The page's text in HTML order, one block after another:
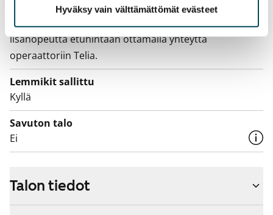
Hyväksy vain välttämättömät evästeet
Laajakaista
Vuokraan sisältyy 50 M laajakaistaliittymä. Voit hankkia
lisänopeutta etuhintaan ottamalla yhteyttä
operaattoriin Telia.
Lemmikit sallittu
Kyllä
Savuton talo
Ei
Talon tiedot